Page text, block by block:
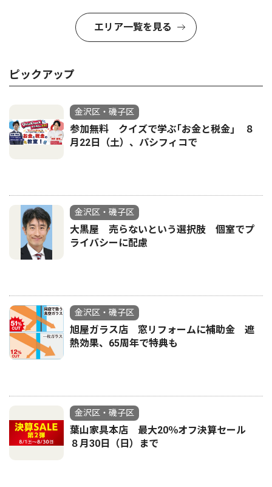
エリア一覧を見る
ピックアップ
金沢区・磯子区
参加無料 クイズで学ぶ｢お金と税金｣ ８
月22日（土）、パシフィコで
金沢区・磯子区
大黒屋 売らないという選択肢 個室でプ
ライバシーに配慮
金沢区・磯子区
旭屋ガラス店 窓リフォームに補助金 遮
熱効果、65周年で特典も
金沢区・磯子区
葉山家具本店 最大20％オフ決算セール
８月30日（日）まで